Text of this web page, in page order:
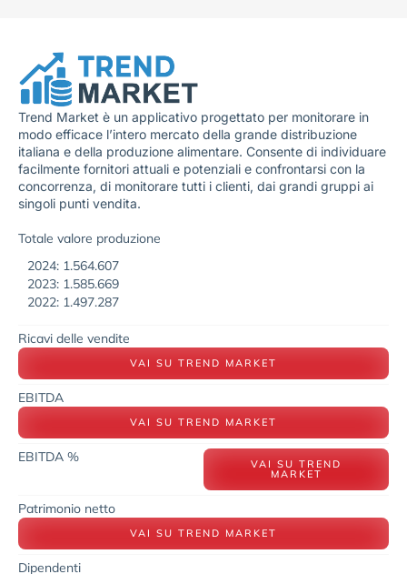
Trend Market è un applicativo progettato per monitorare in
modo efficace l’intero mercato della grande distribuzione
italiana e della produzione alimentare. Consente di individuare
facilmente fornitori attuali e potenziali e confrontarsi con la
concorrenza, di monitorare tutti i clienti, dai grandi gruppi ai
singoli punti vendita.
Totale valore produzione
2024: 1.564.607
2023: 1.585.669
2022: 1.497.287
Ricavi delle vendite
VAI SU TREND MARKET
EBITDA
VAI SU TREND MARKET
EBITDA % VAI SU TREND
MARKET
Patrimonio netto
VAI SU TREND MARKET
Dipendenti